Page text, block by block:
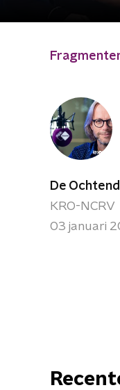
De Ochtend
KRO-NCRV
03 januari